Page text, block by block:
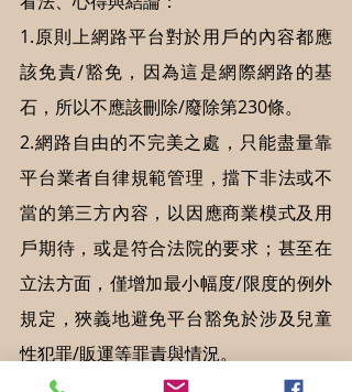
1.原則上網路平台對於用戶的內容都應
該免責/豁免，因為這是網際網路的基
石，所以不應該刪除/廢除第230條。
2.網路自由的不完美之處，只能盡量靠
平台業者自律規範管理，擋下非法或不
當的第三方內容，以因應商業模式及用
戶期待，或是符合法院的要求；甚至在
立法方面，僅增加最小幅度/限度的例外
規定，狹義地避免平台豁免於涉及兒童
性犯罪/販運等罪責與情況。